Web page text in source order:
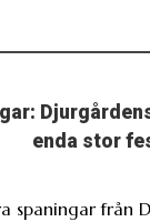
enda stor
spaningar från